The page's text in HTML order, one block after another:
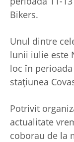
Bikers.
Unul dintre
lunii iulie este
loc în
staţiunea
Potrivit
actualitate
coborau de la